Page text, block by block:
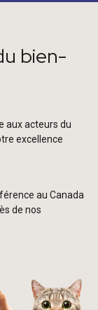
bien-
aux acteurs du
excellence
au Canada
de nos